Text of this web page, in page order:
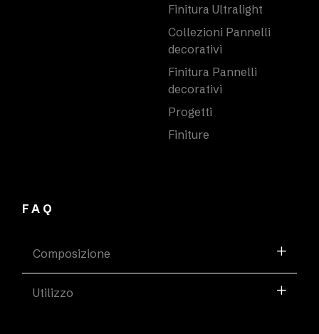
Finitura Ultralight
Collezioni Pannelli
decorativi
Finitura Pannelli
decorativi
Progetti
Finiture
FAQ
Composizione
Utilizzo